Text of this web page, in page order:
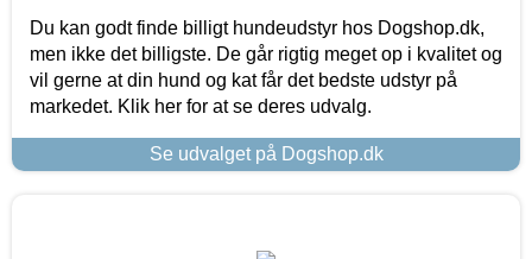
Du kan godt finde billigt hundeudstyr hos Dogshop.dk,
men ikke det billigste. De går rigtig meget op i kvalitet og
vil gerne at din hund og kat får det bedste udstyr på
markedet. Klik her for at se deres udvalg.
Se udvalget på Dogshop.dk